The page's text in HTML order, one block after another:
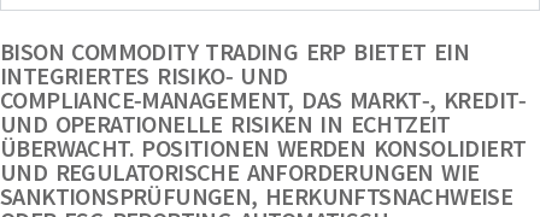
BISON COMMODITY TRADING ERP BIETET EIN
INTEGRIERTES RISIKO‑ UND
COMPLIANCE‑MANAGEMENT, DAS MARKT‑, KREDIT‑
UND OPERATIONELLE RISIKEN IN ECHTZEIT
ÜBERWACHT. POSITIONEN WERDEN KONSOLIDIERT
UND REGULATORISCHE ANFORDERUNGEN WIE
SANKTIONSPRÜFUNGEN, HERKUNFTSNACHWEISE